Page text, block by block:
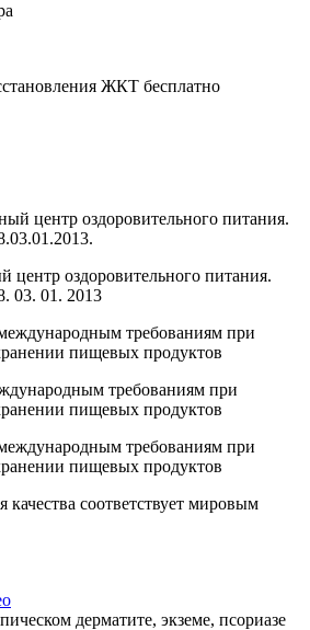
ЖКТ бесплатно
центр оздоровительного питания.
03. 01. 2013
требованиям при
пищевых продуктов
качества соответствует мировым
дерматите, экземе, псориазе